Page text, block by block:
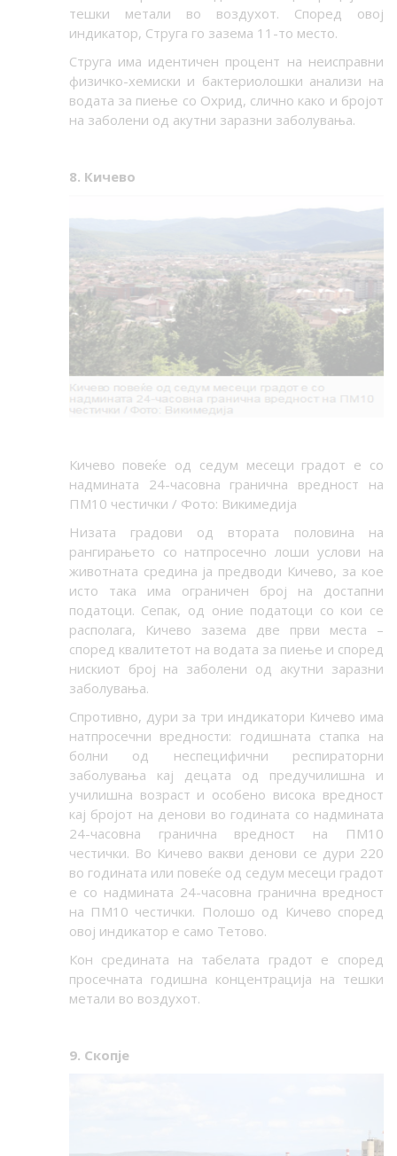
тешки метали во воздухот. Според овој
индикатор, Струга го зазема 11-то место.
Струга има идентичен процент на неисправни
физичко-хемиски и бактериолошки анализи на
водата за пиење со Охрид, слично како и бројот
на заболени од акутни заразни заболувања.
8. Кичево
Кичево повеќе од седум месеци градот е со
надмината 24-часовна гранична вредност на
ПМ10 честички / Фото: Викимедија
Низата градови од втората половина на
рангирањето со натпросечно лоши услови на
животната средина ја предводи Кичево, за кое
исто така има ограничен број на достапни
податоци. Сепак, од оние податоци со кои се
располага, Кичево зазема две први места –
според квалитетот на водата за пиење и според
нискиот број на заболени од акутни заразни
заболувања.
Спротивно, дури за три индикатори Кичево има
натпросечни вредности: годишната стапка на
болни од неспецифични респираторни
заболувања кај децата од предучилишна и
училишна возраст и особено висока вредност
кај бројот на денови во годината со надмината
24-часовна гранична вредност на ПМ10
честички. Во Кичево вакви денови се дури 220
во годината или повеќе од седум месеци градот
е со надмината 24-часовна гранична вредност
на ПМ10 честички. Полошо од Кичево според
овој индикатор е само Тетово.
Кон средината на табелата градот е според
просечната годишна концентрација на тешки
метали во воздухот.
9. Скопје